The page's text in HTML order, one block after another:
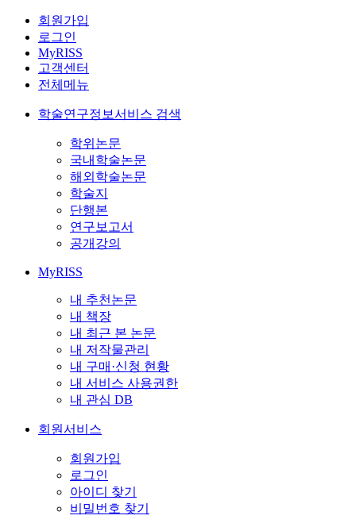
회원가입
로그인
MyRISS
고객센터
전체메뉴
학술연구정보서비스 검색
학위논문
국내학술논문
해외학술논문
학술지
단행본
연구보고서
공개강의
MyRISS
내 추천논문
내 책장
내 최근 본 논문
내 저작물관리
내 구매·신청 현황
내 서비스 사용권한
내 관심 DB
회원서비스
회원가입
로그인
아이디 찾기
비밀번호 찾기